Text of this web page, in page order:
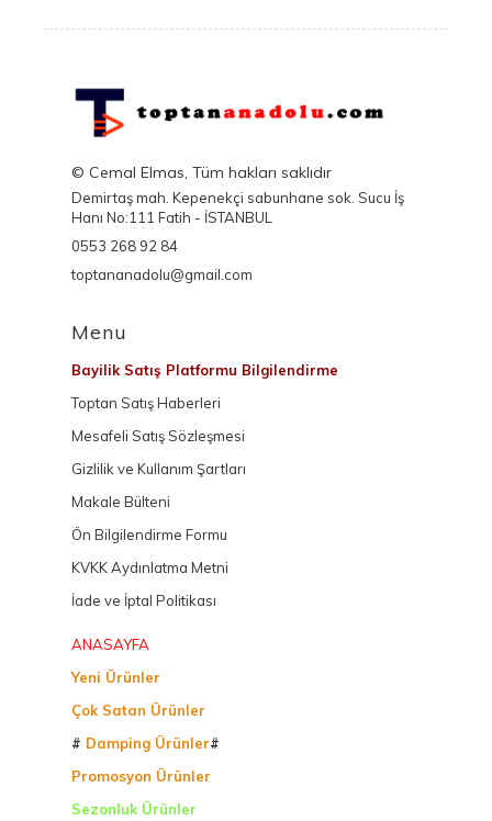
© Cemal Elmas, Tüm hakları saklıdır
Demirtaş mah. Kepenekçi sabunhane sok. Sucu İş
Hanı No:111 Fatih - İSTANBUL
0553 268 92 84
toptananadolu@gmail.com
Menu
Bayilik Satış Platformu Bilgilendirme
Toptan Satış Haberleri
Mesafeli Satış Sözleşmesi
Gizlilik ve Kullanım Şartları
Makale Bülteni
Ön Bilgilendirme Formu
KVKK Aydınlatma Metni
İade ve İptal Politikası
ANASAYFA
Yeni Ürünler
Çok Satan Ürünler
# Damping Ürünler#
Promosyon Ürünler
Sezonluk Ürünler